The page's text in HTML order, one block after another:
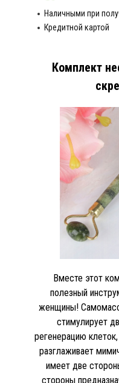
Наличными при
Кредитной картой
Комплект
Вместе этот
полезный
женщины!
стимулирует
регенерацию
разглаживает
имеет две
стороны